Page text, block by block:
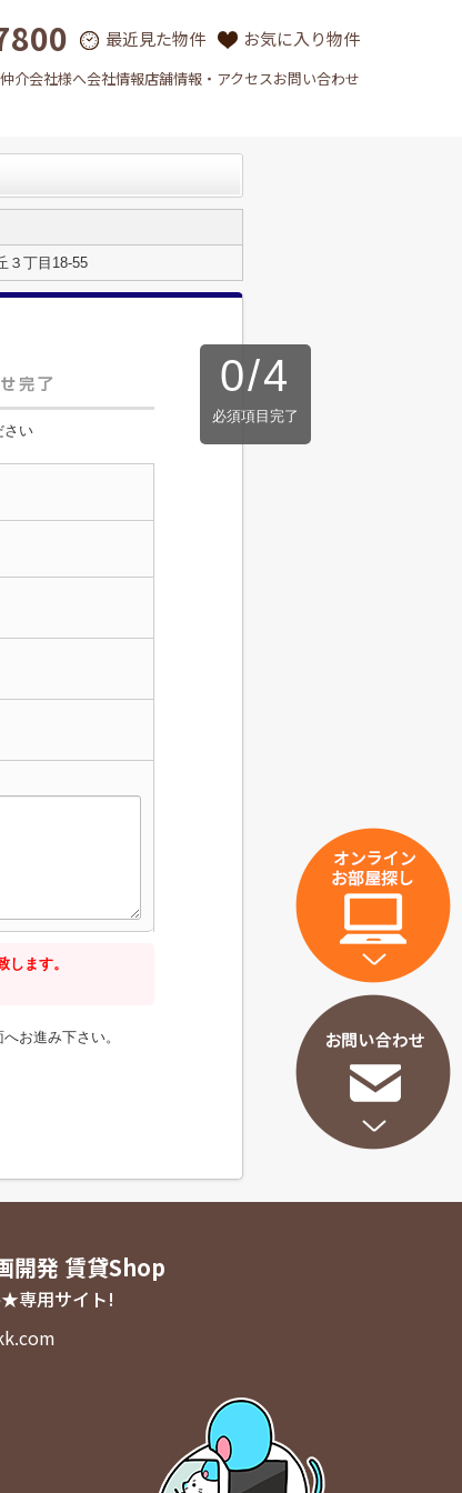
最近見た物件 お気に入り物件
仲介会社様へ会社情報店舗情報・アクセスお問い合わせ
３丁目18-55
0/4
必須項目完了
さい
ます。
お進み下さい。
開発 賃貸Shop
専用サイト!